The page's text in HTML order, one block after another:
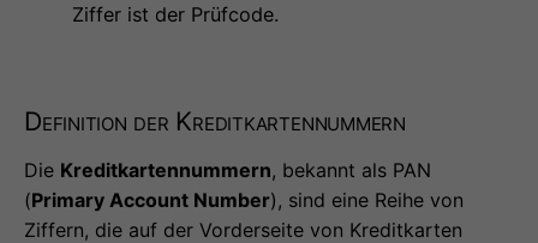
Ziffer ist der Prüfcode.
Definition der Kreditkartennummern
Die Kreditkartennummern, bekannt als PAN
(Primary Account Number), sind eine Reihe von
Ziffern, die auf der Vorderseite von Kreditkarten